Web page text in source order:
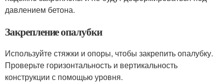
давлением бетона.
Закрепление опалубки
Используйте стяжки и опоры, чтобы закрепить опалубку.
Проверьте горизонтальность и вертикальность
конструкции с помощью уровня.